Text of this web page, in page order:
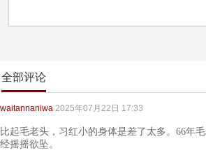
全部评论
waitannaniwa 2025年07月22日 17:33
比起毛老头，习红小的身体是差了太多。66年
经摇摇欲坠。